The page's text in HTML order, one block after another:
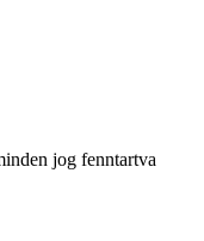
jog fenntartva